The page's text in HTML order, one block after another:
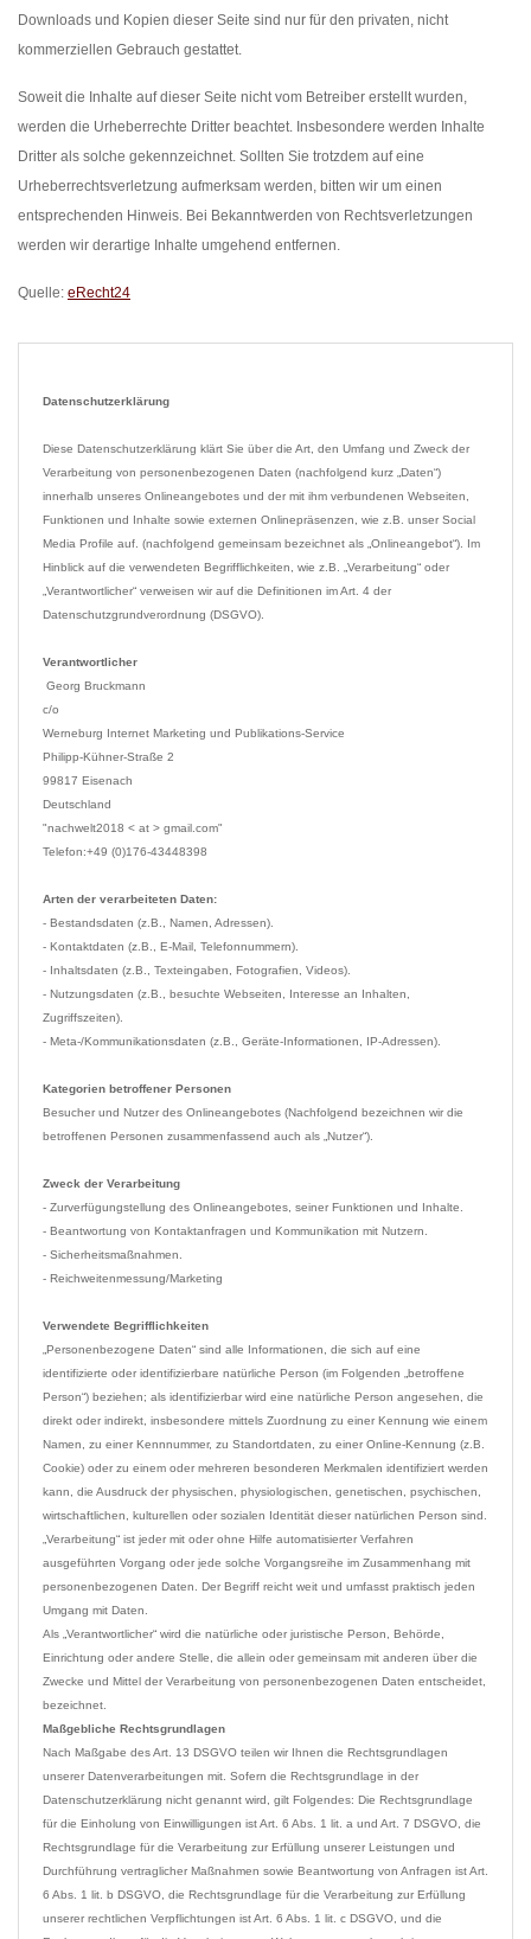
Downloads und Kopien dieser Seite sind nur für den privaten, nicht
kommerziellen Gebrauch gestattet.
Soweit die Inhalte auf dieser Seite nicht vom Betreiber erstellt wurden,
werden die Urheberrechte Dritter beachtet. Insbesondere werden Inhalte
Dritter als solche gekennzeichnet. Sollten Sie trotzdem auf eine
Urheberrechtsverletzung aufmerksam werden, bitten wir um einen
entsprechenden Hinweis. Bei Bekanntwerden von Rechtsverletzungen
werden wir derartige Inhalte umgehend entfernen.
Quelle: eRecht24
Datenschutzerklärung
Diese Datenschutzerklärung klärt Sie über die Art, den Umfang und Zweck der
Verarbeitung von personenbezogenen Daten (nachfolgend kurz „Daten“)
innerhalb unseres Onlineangebotes und der mit ihm verbundenen Webseiten,
Funktionen und Inhalte sowie externen Onlinepräsenzen, wie z.B. unser Social
Media Profile auf. (nachfolgend gemeinsam bezeichnet als „Onlineangebot“). Im
Hinblick auf die verwendeten Begrifflichkeiten, wie z.B. „Verarbeitung“ oder
„Verantwortlicher“ verweisen wir auf die Definitionen im Art. 4 der
Datenschutzgrundverordnung (DSGVO).
Verantwortlicher
c/o
Werneburg Internet Marketing und Publikations-Service
Philipp-Kühner-Straße 2
99817 Eisenach
Deutschland
"nachwelt2018 < at > gmail.com"
Telefon:+49 (0)176-43448398
Arten der verarbeiteten Daten:
- Bestandsdaten (z.B., Namen, Adressen).
- Kontaktdaten (z.B., E-Mail, Telefonnummern).
- Inhaltsdaten (z.B., Texteingaben, Fotografien, Videos).
- Nutzungsdaten (z.B., besuchte Webseiten, Interesse an Inhalten,
Zugriffszeiten).
- Meta-/Kommunikationsdaten (z.B., Geräte-Informationen, IP-Adressen).
Kategorien betroffener Personen
Besucher und Nutzer des Onlineangebotes (Nachfolgend bezeichnen wir die
betroffenen Personen zusammenfassend auch als „Nutzer“).
Zweck der Verarbeitung
- Zurverfügungstellung des Onlineangebotes, seiner Funktionen und Inhalte.
- Beantwortung von Kontaktanfragen und Kommunikation mit Nutzern.
- Sicherheitsmaßnahmen.
- Reichweitenmessung/Marketing
Verwendete Begrifflichkeiten
„Personenbezogene Daten“ sind alle Informationen, die sich auf eine
identifizierte oder identifizierbare natürliche Person (im Folgenden „betroffene
Person“) beziehen; als identifizierbar wird eine natürliche Person angesehen, die
direkt oder indirekt, insbesondere mittels Zuordnung zu einer Kennung wie einem
Namen, zu einer Kennnummer, zu Standortdaten, zu einer Online-Kennung (z.B.
Cookie) oder zu einem oder mehreren besonderen Merkmalen identifiziert werden
kann, die Ausdruck der physischen, physiologischen, genetischen, psychischen,
wirtschaftlichen, kulturellen oder sozialen Identität dieser natürlichen Person sind.
„Verarbeitung“ ist jeder mit oder ohne Hilfe automatisierter Verfahren
ausgeführten Vorgang oder jede solche Vorgangsreihe im Zusammenhang mit
personenbezogenen Daten. Der Begriff reicht weit und umfasst praktisch jeden
Umgang mit Daten.
Als „Verantwortlicher“ wird die natürliche oder juristische Person, Behörde,
Einrichtung oder andere Stelle, die allein oder gemeinsam mit anderen über die
Zwecke und Mittel der Verarbeitung von personenbezogenen Daten entscheidet,
Maßgebliche Rechtsgrundlagen
Nach Maßgabe des Art. 13 DSGVO teilen wir Ihnen die Rechtsgrundlagen
unserer Datenverarbeitungen mit. Sofern die Rechtsgrundlage in der
Datenschutzerklärung nicht genannt wird, gilt Folgendes: Die Rechtsgrundlage
für die Einholung von Einwilligungen ist Art. 6 Abs. 1 lit. a und Art. 7 DSGVO, die
Rechtsgrundlage für die Verarbeitung zur Erfüllung unserer Leistungen und
Durchführung vertraglicher Maßnahmen sowie Beantwortung von Anfragen ist Art.
6 Abs. 1 lit. b DSGVO, die Rechtsgrundlage für die Verarbeitung zur Erfüllung
unserer rechtlichen Verpflichtungen ist Art. 6 Abs. 1 lit. c DSGVO, und die